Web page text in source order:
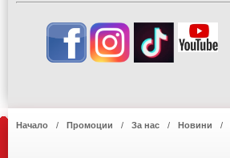
Начало Промоции За нас Новини